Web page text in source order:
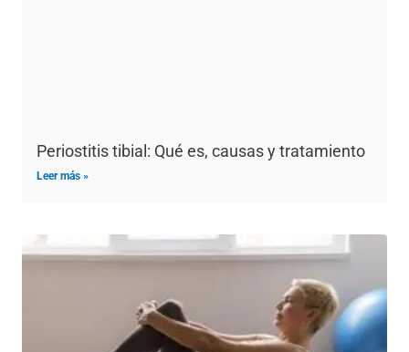
Periostitis tibial: Qué es, causas y tratamiento
Leer más »